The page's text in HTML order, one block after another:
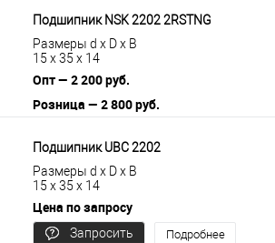
Подшипник NSK 2202 2RSTNG
Размеры d x D x B
15 x 35 x 14
Опт — 2 200 руб.
Розница — 2 800 руб.
Подшипник UBC 2202
Размеры d x D x B
15 x 35 x 14
Цена по запросу
Запросить
Подробнее